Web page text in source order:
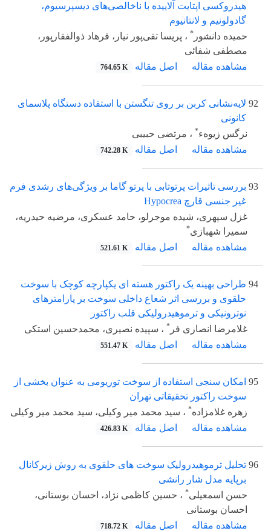
هیدروکسی اپتایت آلاییده با ناخالصی‌های دیسپرسیوم،
گادولونیم و لانتانیوم
حمیده دانشور * ، پریسا تقی‌پور نیار، فرهاد ذوالفقارپور،
مصطفی شفائی
مشاهده مقاله
اصل مقاله 764.65 K
92 لایه‌نشانی کربن بر روی تنگستن با استفاده دستگاه پلاسمای
کانونی
نرگس زیوهء* ، مرتضی حبیبی
مشاهده مقاله
اصل مقاله 742.28 K
93 بررسی تاثیرات پرتوتابی با پرتو گاما بر ویژگی‌‌‌‌های رشدی فرم
غیر جنسی قارچ Hypocrea
غزل سپهری، شیده موجرلو، حامد عسکری، مرضیه حیدریه،
سمیرا شهبازی*
مشاهده مقاله اصل مقاله 521.61 K
94 طراحی بهینه یک راکتور هسته ای یکپارچه کوچک با سوخت
حلقوی و بررسی اثر شعاع داخلی سوخت بر پارامترهای
نوترونیکی و ترموهیدرولیکی قلب راکتور
غلامرضا انصاری فر * ، سپیده نصیری، محمدحسین استکی
مشاهده مقاله
اصل مقاله 551.47 K
95 امکان سنجی استفاده از سوخت توریومی به عنوان بخشی از
سوخت راکتور تحقیقاتی تهران
زهره غلامزاده* ، سید محمد میر وکیلی، سید محمد میر وکیلی
مشاهده مقاله
اصل مقاله 426.83 K
96 تحلیل ترموهیدرولیک سوخت های حلقوی به روش زیرکانال
برپایه مدل شار رانشی
حسن اسمعیلی* ، حسین کاظمی نژاد، احسان بوستانی،
احسان بوستانی
مشاهده مقاله
اصل مقاله 718.72 K